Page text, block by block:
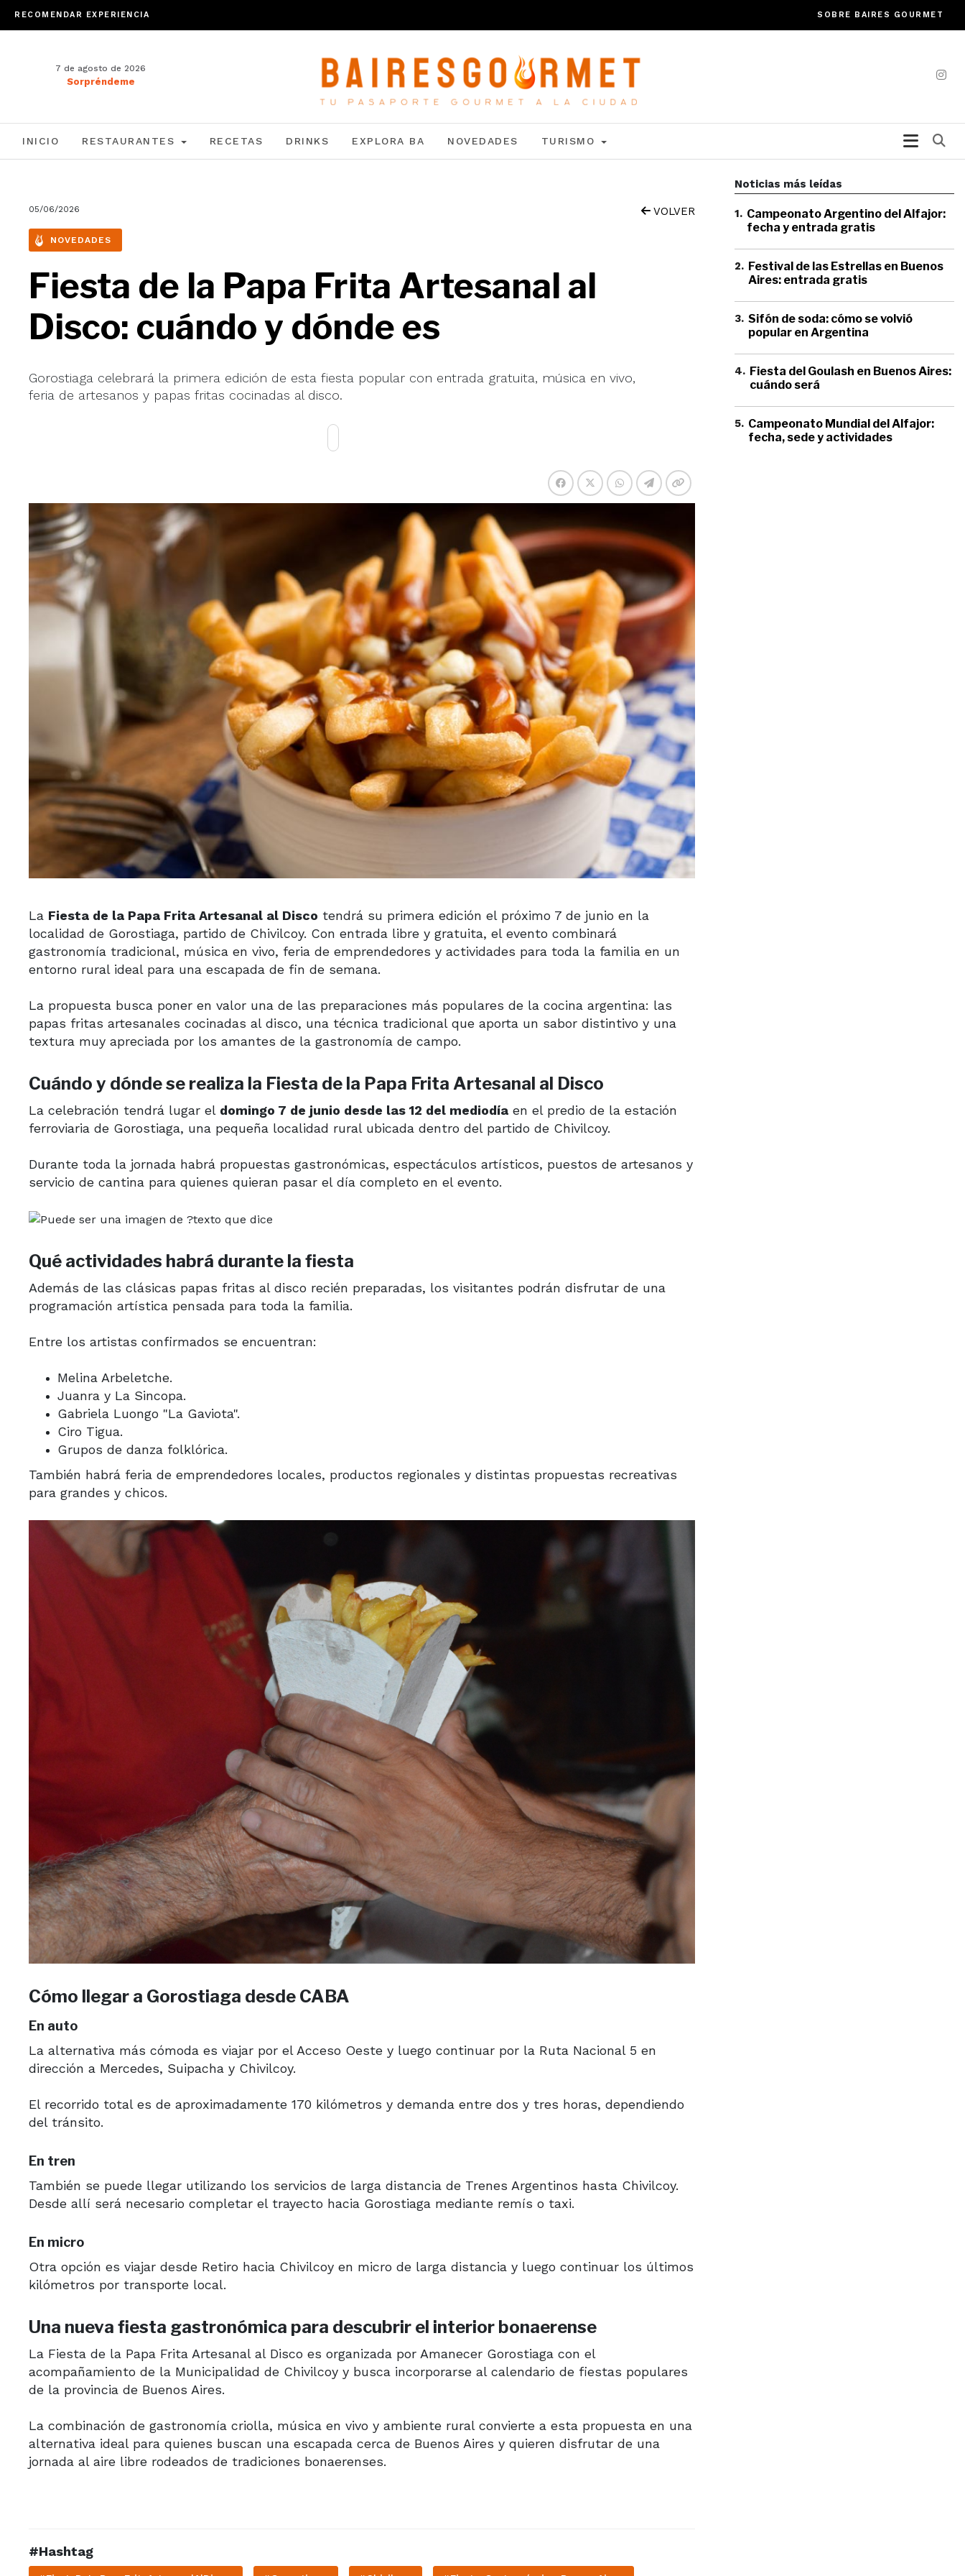
RECOMENDAR EXPERIENCIA SOBRE BAIRES GOURMET
7 de agosto de 2026
Sorpréndeme
INICIO RESTAURANTES RECETAS DRINKS EXPLORA BA NOVEDADES TURISMO
05/06/2026 VOLVER
NOVEDADES
Fiesta de la Papa Frita Artesanal al
Disco: cuándo y dónde es
Gorostiaga celebrará la primera edición de esta fiesta popular con entrada gratuita, música en vivo,
feria de artesanos y papas fritas cocinadas al disco.
La Fiesta de la Papa Frita Artesanal al Disco tendrá su primera edición el próximo 7 de junio en la
localidad de Gorostiaga, partido de Chivilcoy. Con entrada libre y gratuita, el evento combinará
gastronomía tradicional, música en vivo, feria de emprendedores y actividades para toda la familia en un
entorno rural ideal para una escapada de fin de semana.
La propuesta busca poner en valor una de las preparaciones más populares de la cocina argentina: las
papas fritas artesanales cocinadas al disco, una técnica tradicional que aporta un sabor distintivo y una
textura muy apreciada por los amantes de la gastronomía de campo.
Cuándo y dónde se realiza la Fiesta de la Papa Frita Artesanal al Disco
La celebración tendrá lugar el domingo 7 de junio desde las 12 del mediodía en el predio de la estación
ferroviaria de Gorostiaga, una pequeña localidad rural ubicada dentro del partido de Chivilcoy.
Durante toda la jornada habrá propuestas gastronómicas, espectáculos artísticos, puestos de artesanos y
servicio de cantina para quienes quieran pasar el día completo en el evento.
Qué actividades habrá durante la fiesta
Además de las clásicas papas fritas al disco recién preparadas, los visitantes podrán disfrutar de una
programación artística pensada para toda la familia.
Entre los artistas confirmados se encuentran:
Melina Arbeletche.
Juanra y La Sincopa.
Gabriela Luongo "La Gaviota".
Ciro Tigua.
Grupos de danza folklórica.
También habrá feria de emprendedores locales, productos regionales y distintas propuestas recreativas
para grandes y chicos.
Cómo llegar a Gorostiaga desde CABA
En auto
La alternativa más cómoda es viajar por el Acceso Oeste y luego continuar por la Ruta Nacional 5 en
dirección a Mercedes, Suipacha y Chivilcoy.
El recorrido total es de aproximadamente 170 kilómetros y demanda entre dos y tres horas, dependiendo
del tránsito.
En tren
También se puede llegar utilizando los servicios de larga distancia de Trenes Argentinos hasta Chivilcoy.
Desde allí será necesario completar el trayecto hacia Gorostiaga mediante remís o taxi.
En micro
Otra opción es viajar desde Retiro hacia Chivilcoy en micro de larga distancia y luego continuar los últimos
kilómetros por transporte local.
Una nueva fiesta gastronómica para descubrir el interior bonaerense
La Fiesta de la Papa Frita Artesanal al Disco es organizada por Amanecer Gorostiaga con el
acompañamiento de la Municipalidad de Chivilcoy y busca incorporarse al calendario de fiestas populares
de la provincia de Buenos Aires.
La combinación de gastronomía criolla, música en vivo y ambiente rural convierte a esta propuesta en una
alternativa ideal para quienes buscan una escapada cerca de Buenos Aires y quieren disfrutar de una
jornada al aire libre rodeados de tradiciones bonaerenses.
#Hashtag
Noticias más leídas
1. Campeonato Argentino del Alfajor:
fecha y entrada gratis
2. Festival de las Estrellas en Buenos
Aires: entrada gratis
3. Sifón de soda: cómo se volvió
popular en Argentina
4. Fiesta del Goulash en Buenos Aires:
cuándo será
5. Campeonato Mundial del Alfajor:
fecha, sede y actividades